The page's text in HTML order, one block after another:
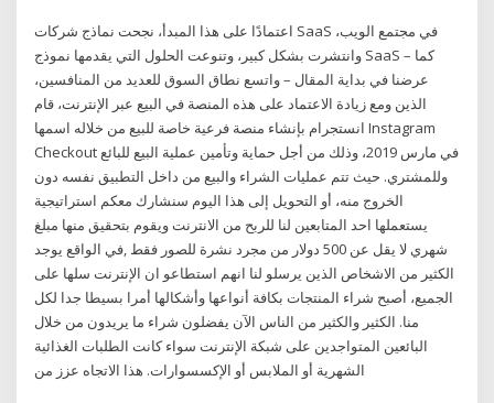
اعتمادًا على هذا المبدأ، نجحت نماذج شركات SaaS في مجتمع الويب،
وانتشرت بشكل كبير، وتنوعت الحلول التي يقدمها نموذج SaaS – كما
عرضنا في بداية المقال – واتسع نطاق السوق للعديد من المنافسين،
الذين ومع زيادة الاعتماد على هذه المنصة في البيع عبر الإنترنت، قام
انستجرام بإنشاء منصة فرعية خاصة للبيع من خلاله اسمها Instagram
Checkout في مارس 2019، وذلك من أجل حماية وتأمين عملية البيع للبائع
وللمشتري. حيث تتم عمليات الشراء والبيع من داخل التطبيق نفسه دون
الخروج منه، أو التحويل إلى هذا اليوم سنشارك معكم استراتيجية
يستعملها احد المتابعين لنا للربح من الانترنت ويقوم بتحقيق منها مبلغ
شهري لا يقل عن 500 دولار من مجرد نشرة للصور فقط ,في الواقع يوجد
الكثير من الاشخاص الذين يرسلو لنا انهم استطاعو ان الإنترنت سلها على
الجميع، أصبح شراء المنتجات بكافة أنواعها وأشكالها أمرا بسيطا جدا لكل
منا. الكثير والكثير من الناس الآن يفضلون شراء ما يريدون من خلال
البائعين المتواجدين على شبكة الإنترنت سواء كانت الطلبات الغذائية
الشهرية أو الملابس أو الإكسسوارات. هذا الاتجاه عزز من